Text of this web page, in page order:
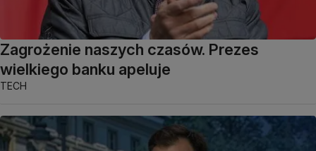
Zagrożenie naszych czasów. Prezes
wielkiego banku apeluje
TECH